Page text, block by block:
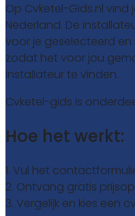
Op Cvketel-Gids.nl vind
Nederland. De
voor je geselecteerd
zodat het voor jou
installateur te vinden.
Cvketel-gids is
Hoe het werkt:
1. Vul het
2. Ontvang gratis
3. Vergelijk en kies een